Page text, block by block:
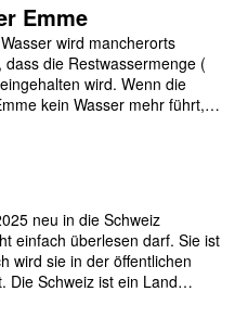
Emme
wird mancherorts
die Restwassermenge (
wird. Wenn die
kein Wasser mehr führt,…
neu in die Schweiz
einfach überlesen darf. Sie ist
wird sie in der öffentlichen
Die Schweiz ist ein Land…